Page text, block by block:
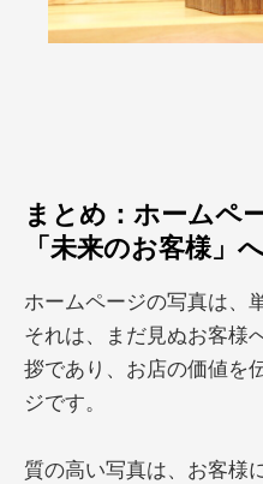
まとめ：ホームペ
「未来のお客様」
ホームページの写真は、
それは、まだ見ぬお客様
拶であり、お店の価値を
ジです。
質の高い写真は、お客様